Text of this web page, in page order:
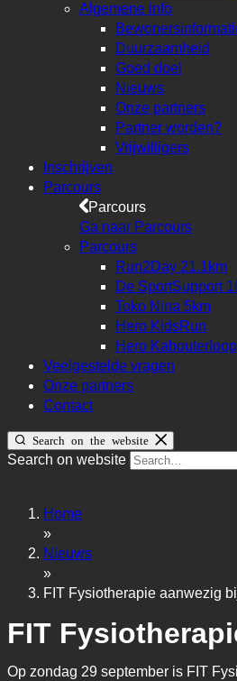
Algemene info
Duurzaamheid
Goed doel
Nieuws
Onze partners
Partner worden?
Vrijwilligers
Inschrijven
Parcours
Parcours
Ga naar Parcours
Parcours
Run2Day 21.1km
De SportSupport
Toko Nina 5km
Hero KidsRun
Hero Kabouterloop
Veelgestelde vragen
Onze partners
Contact
Search on the website
Search on website
Home
»
Nieuws
»
FIT Fysiotherapie aanwezig
FIT
Op zondag 29 september is FIT